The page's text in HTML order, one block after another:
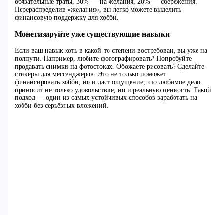
обязательные траты, 30% — на желания, 20% — сбережения.
Перераспределив «желания», вы легко можете выделить
финансовую поддержку для хобби.
Монетизируйте уже существующие навыки
Если ваш навык хоть в какой-то степени востребован, вы уже на
полпути. Например, любите фотографировать? Попробуйте
продавать снимки на фотостоках. Обожаете рисовать? Сделайте
стикеры для мессенджеров. Это не только поможет
финансировать хобби, но и даст ощущение, что любимое дело
приносит не только удовольствие, но и реальную ценность. Такой
подход — один из самых устойчивых способов заработать на
хобби без серьёзных вложений.